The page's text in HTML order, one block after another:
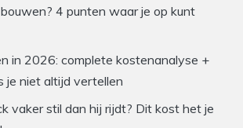
4 punten waar je op kunt
in 2026: complete kostenanalyse +
je niet altijd vertellen
vaker stil dan hij rijdt? Dit kost het je